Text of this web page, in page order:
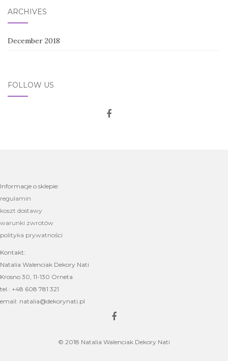
ARCHIVES
December 2018
FOLLOW US
Informacje o sklepie:
regulamin
koszt dostawy
warunki zwrotów
polityka prywatności
Kontakt:
Natalia Walenciak Dekory Nati
Krosno 30, 11-130 Orneta
tel.: +48 608 781 321
email: natalia@dekorynati.pl
© 2018 Natalia Walenciak Dekory Nati